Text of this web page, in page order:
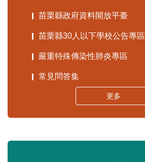
苗栗縣政府資料開放平臺
苗栗縣30人以下學校公告專區
嚴重特殊傳染性肺炎專區
常見問答集
更多